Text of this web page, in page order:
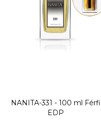
NANITA-331 - 100 ml
Férfi
EDP